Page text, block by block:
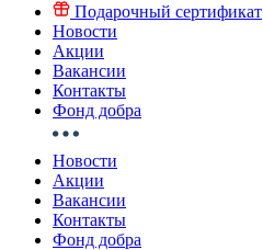
Подарочный сертификат
Новости
Акции
Вакансии
Контакты
Фонд добра
Новости
Акции
Вакансии
Контакты
Фонд добра